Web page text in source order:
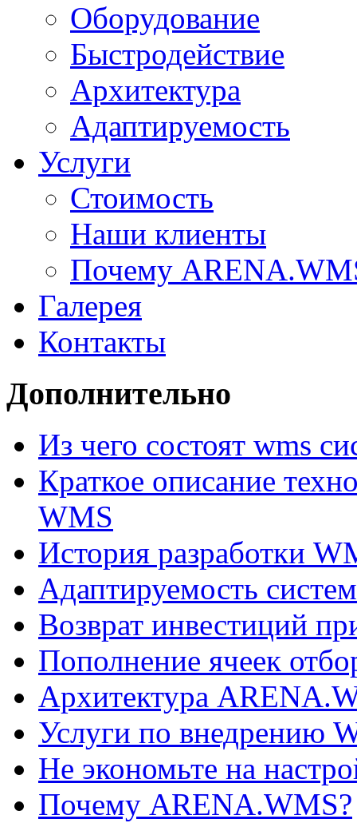
Оборудование
Быстродействие
Архитектура
Адаптируемость
Услуги
Стоимость
Наши клиенты
Почему
Галерея
Контакты
Дополнительно
Из чего состоят wms
Краткое описание
WMS
История разработки
Адаптируемость
Возврат инвестиций
Пополнение ячеек
Архитектура
Услуги по внедрению
Не экономьте на
Почему ARENA.WMS?